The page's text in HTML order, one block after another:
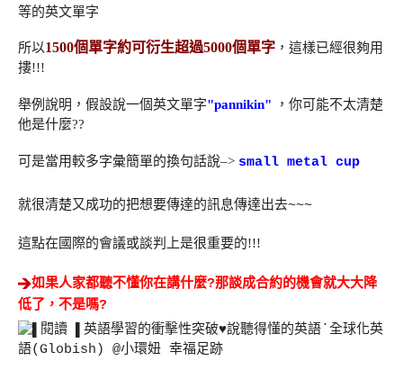
等的英文單字
所以1500個單字約可衍生超過5000個單字 ，這樣已經很夠用
摟!!!
舉例說明，假設說一個英文單字"pannikin"
，你可能不太清楚
他是什麼??
可是當用較多字彙簡單的換句話說–> small metal cup
就很清楚又成功的把想要傳達的訊息傳達出去~~~
這點在國際的會議或談判上是很重要的!!!
如果人家都聽不懂你在講什麼?那談成合約的機會就大大降
低了，不是嗎?